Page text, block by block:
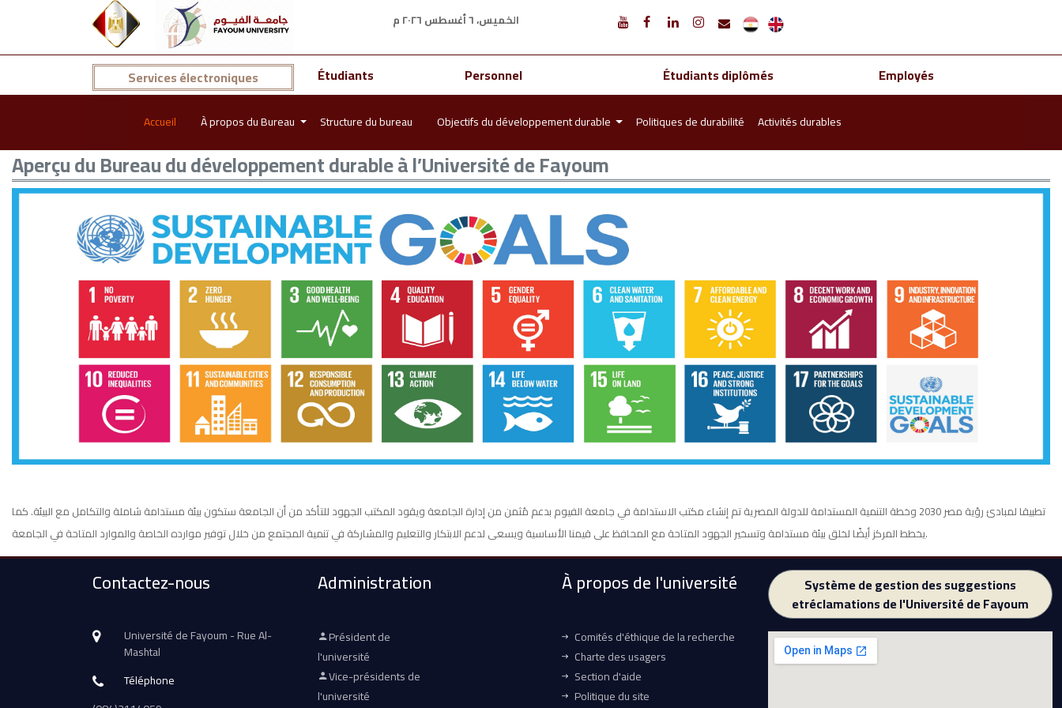
الخميس، ٦ أغسطس ٢٠٢٦ م
Services électroniques Étudiants Personnel Étudiants diplômés Employés
Accueil À propos du Bureau Structure du bureau Objectifs du développement durable Politiques de durabilité Activités durables
Aperçu du Bureau du développement durable à l’Université de Fayoum
تطبيقا لمبادئ رؤية مصر 2030 وخطة التنمية المستدامة للدولة المصرية تم إنشاء مكتب الاستدامة في جامعة الفيوم بدعم مُثمن من إدارة الجامعة ويقود المكتب الجهود للتأكد من أن الجامعة ستكون بيئة مستدامة شاملة والتكامل مع البيئة. كما
يخطط المركز أيضًا لخلق بيئة مستدامة وتسخير الجهود المتاحة مع المحافظ على قيمنا الأساسية ويسعى لدعم الابتكار والتعليم والمشاركة في تنمية المجتمع من خلال توفير موارده الخاصة والموارد المتاحة في الجامعة.
Contactez-nous
Université de Fayoum - Rue Al-
Mashtal
Téléphone
Administration
Président de
l'université
Vice-présidents de
l'université
À propos de l'université
Comités d'éthique de la recherche
Charte des usagers
Section d'aide
Politique du site
Système de gestion des suggestions
etréclamations de l'Université de Fayoum